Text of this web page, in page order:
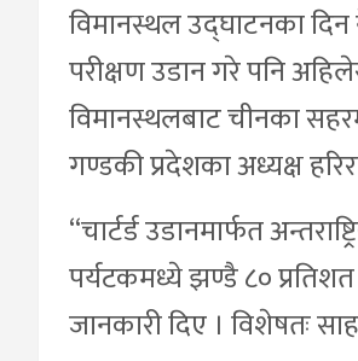
विमानस्थल उद्घाटनका दिन
परीक्षण उडान गरे पनि
विमानस्थलबाट चीनका
गण्डकी प्रदेशका अध्यक्ष
“चार्टर्ड उडानमार्फत
पर्यटकमध्ये झण्डै ८०
जानकारी दिए । विशेषतः